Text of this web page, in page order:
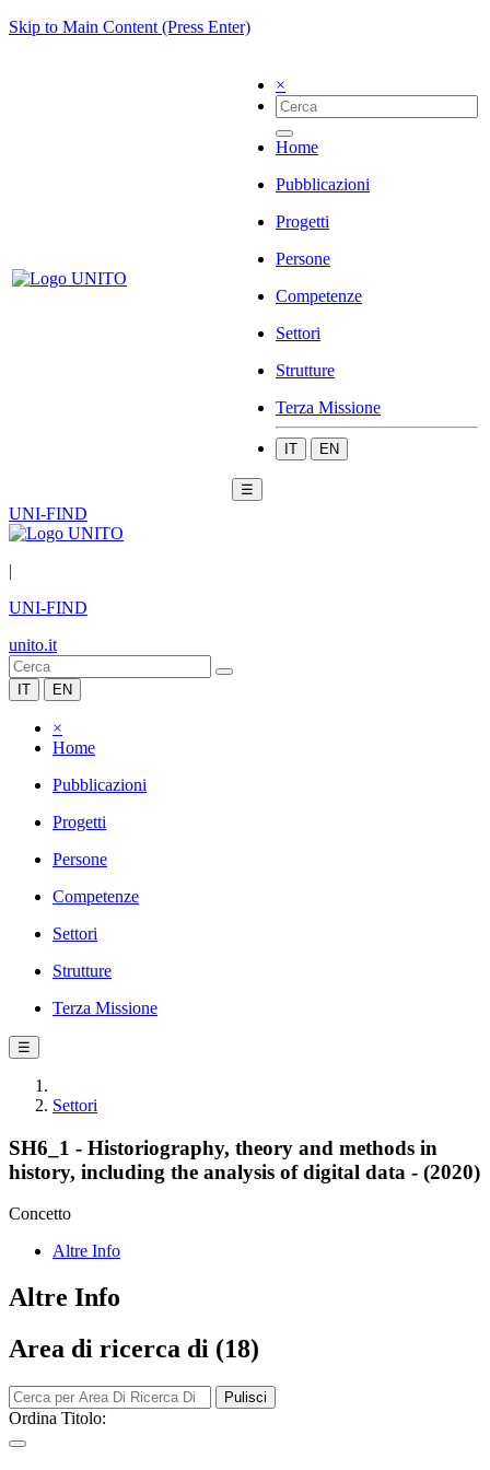
Skip to Main Content (Press Enter)
×
Home
Pubblicazioni
Progetti
Persone
Competenze
Settori
Strutture
Terza Missione
IT EN
☰
UNI-FIND
|
UNI-FIND
unito.it
IT EN
×
Home
Pubblicazioni
Progetti
Persone
Competenze
Settori
Strutture
Terza Missione
☰
Settori
SH6_1 - Historiography, theory and methods in
history, including the analysis of digital data - (2020)
Concetto
Altre Info
Altre Info
Area di ricerca di (18)
Pulisci
Ordina Titolo: